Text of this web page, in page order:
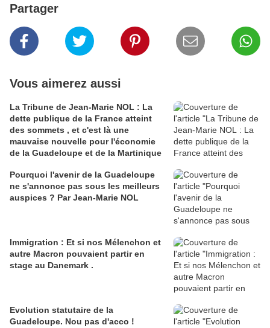
Partager
Vous aimerez aussi
La Tribune de Jean-Marie NOL : La
dette publique de la France atteint
des sommets , et c'est là une
mauvaise nouvelle pour l'économie
de la Guadeloupe et de la Martinique
Pourquoi l'avenir de la Guadeloupe
ne s'annonce pas sous les meilleurs
auspices ? Par Jean-Marie NOL
Immigration : Et si nos Mélenchon et
autre Macron pouvaient partir en
stage au Danemark .
Evolution statutaire de la
Guadeloupe. Nou pas d'acco !